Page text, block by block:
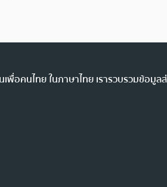
อคนไทย ในภาษาไทย เรารวบรวมข้อมู